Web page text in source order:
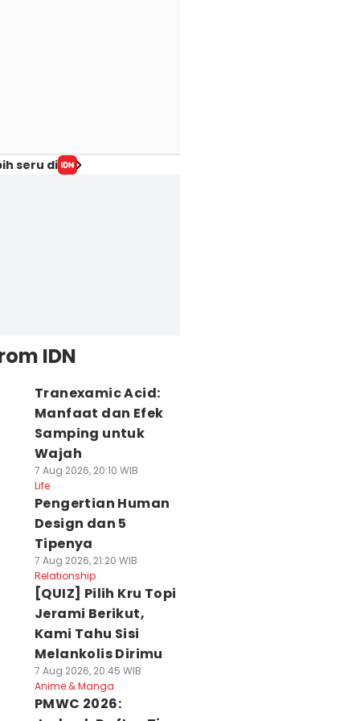
seru di
IDN
Tranexamic Acid:
Manfaat dan Efek
Samping untuk
Wajah
7 Aug 2026, 20:10 WIB
Life
Pengertian Human
Design dan 5
Tipenya
7 Aug 2026, 21:20 WIB
Relationship
[QUIZ] Pilih Kru Topi
Jerami Berikut,
Kami Tahu Sisi
Melankolis Dirimu
7 Aug 2026, 20:45 WIB
Anime & Manga
PMWC 2026: